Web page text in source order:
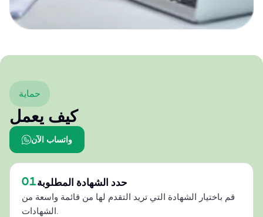
حماية
كيف يعمل
واتساب الآن
01حدد الشهادة المطلوبة
قم باختيار الشهادة التي تريد التقدم لها من قائمة واسعة من
الشهادات.